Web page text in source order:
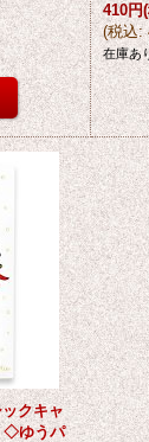
410円
(税込:
在庫あ
クキャ
ゆうパ